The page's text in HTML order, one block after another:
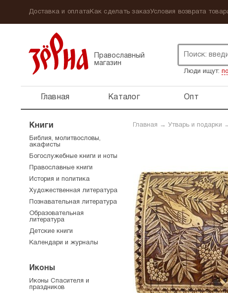
Доставка и оплатаКак сделать заказУсловия возврата
Православный
магазин
Люди ищут:
Главная Каталог Опт
Главная → Утварь и подарки
Книги
Библия, молитвословы,
акафисты
Богослужебные книги и ноты
Православные книги
История и политика
Художественная литература
Познавательная литература
Образовательная
литература
Детские книги
Календари и журналы
Иконы
Иконы Спасителя и
праздников